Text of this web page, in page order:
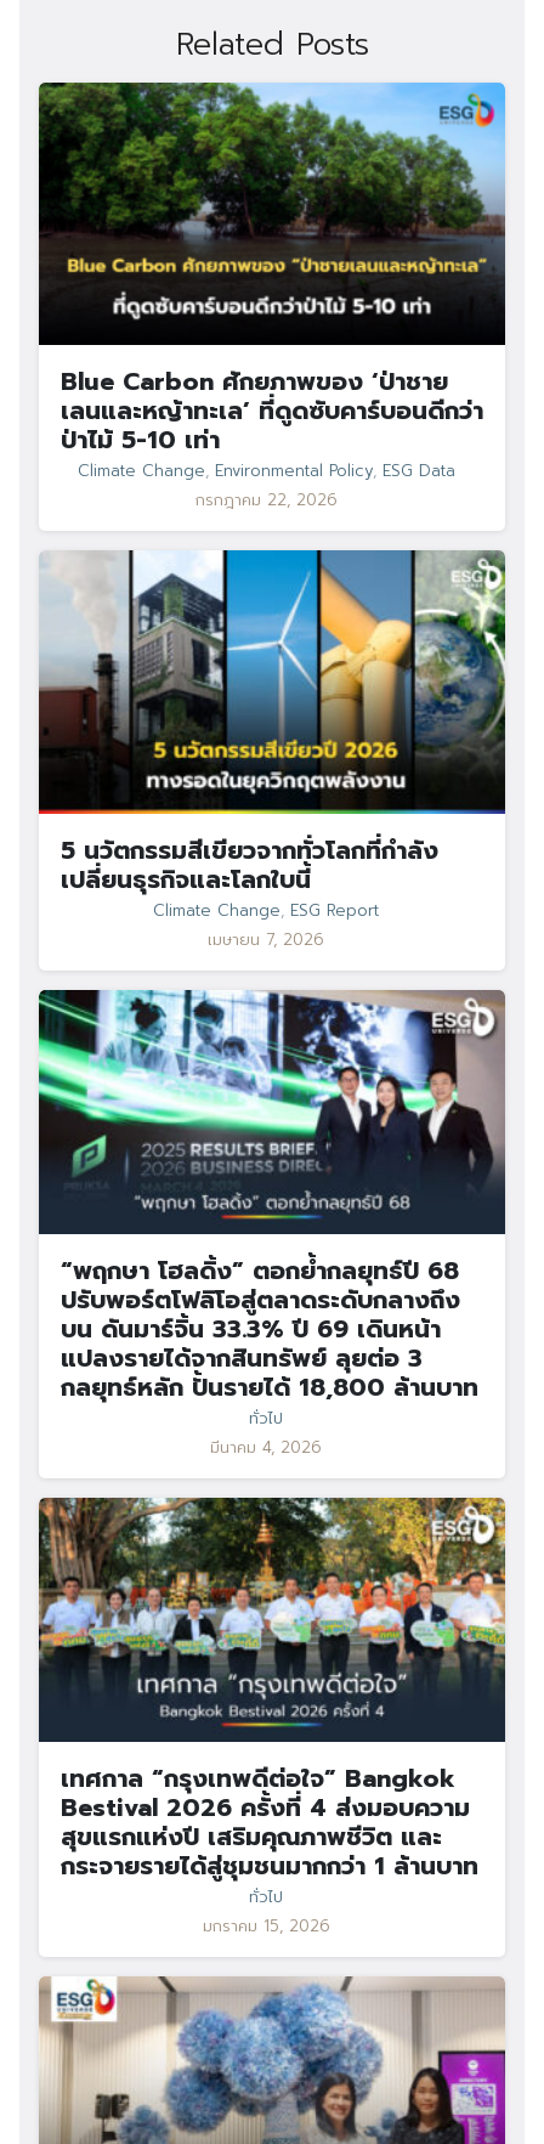
for: Search
Related Posts
Blue Carbon ศักยภาพของ ‘ป่าชาย
เลนและหญ้าทะเล’ ที่ดูดซับคาร์บอนดีกว่า
ป่าไม้ 5-10 เท่า
Climate Change, Environmental Policy, ESG Data
กรกฎาคม 22, 2026
5 นวัตกรรมสีเขียวจากทั่วโลกที่กำลัง
เปลี่ยนธุรกิจและโลกใบนี้
Climate Change, ESG Report
เมษายน 7, 2026
“พฤกษา โฮลดิ้ง” ตอกย้ำกลยุทธ์ปี 68
ปรับพอร์ตโฟลิโอสู่ตลาดระดับกลางถึง
บน ดันมาร์จิ้น 33.3% ปี 69 เดินหน้า
แปลงรายได้จากสินทรัพย์ ลุยต่อ 3
กลยุทธ์หลัก ปั้นรายได้ 18,800 ล้านบาท
ทั่วไป
มีนาคม 4, 2026
เทศกาล “กรุงเทพดีต่อใจ” Bangkok
Bestival 2026 ครั้งที่ 4 ส่งมอบความ
สุขแรกแห่งปี เสริมคุณภาพชีวิต และ
กระจายรายได้สู่ชุมชนมากกว่า 1 ล้านบาท
ทั่วไป
มกราคม 15, 2026